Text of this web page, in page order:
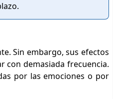
Sin embargo, sus efectos
con demasiada frecuencia.
por las emociones o por